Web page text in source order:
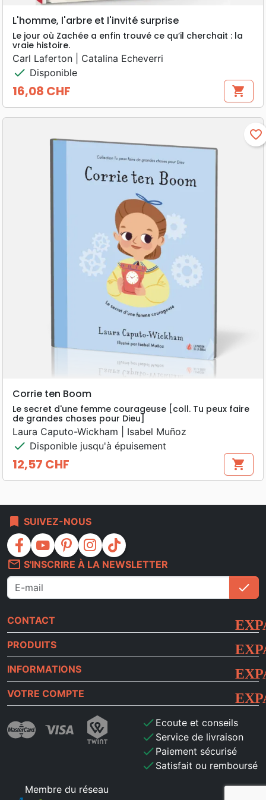
L'homme, l'arbre et l'invité surprise
Le jour où Zachée a enfin trouvé ce qu’il cherchait : la
vraie histoire.
Carl Laferton | Catalina Echeverri
check Disponible
Prix
16,08 CHF shopping_cart
favorite_border
Corrie ten Boom
Le secret d'une femme courageuse [coll. Tu peux faire
de grandes choses pour Dieu]
Laura Caputo-Wickham | Isabel Muñoz
check Disponible jusqu'à épuisement
Prix
12,57 CHF shopping_cart
bookmark SUIVEZ-NOUS
facebook youtube pinterest instagram
tiktok
mail_outline S'INSCRIRE À LA NEWSLETTER
check
CONTACT
PRODUITS
INFORMATIONS
VOTRE COMPTE
check Ecoute et conseils
check Service de livraison
check Paiement sécurisé
check Satisfait ou remboursé
Membre du réseau